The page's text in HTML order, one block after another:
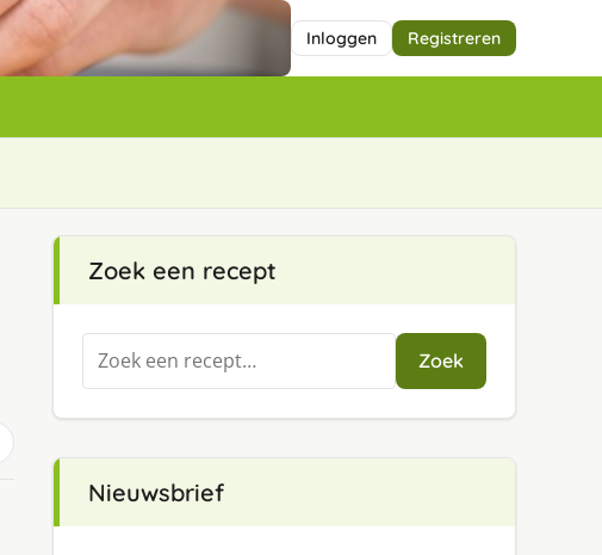
Inloggen Registreren
Zoek een recept
Zoeken
naar:
Zoek
Nieuwsbrief